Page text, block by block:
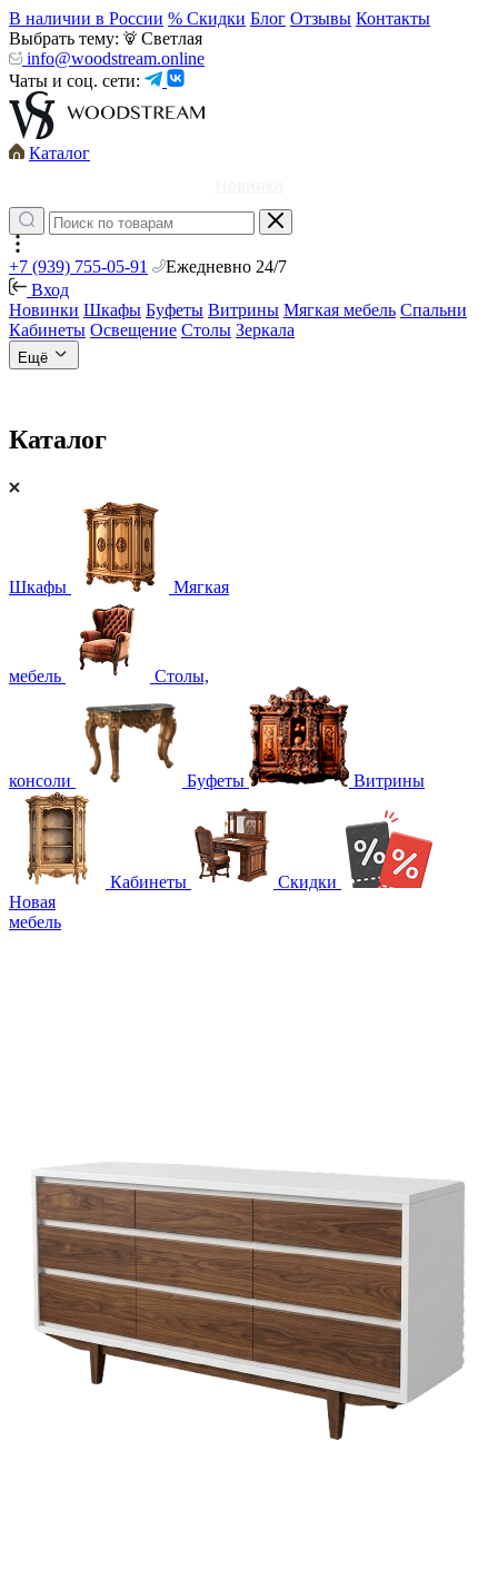
В наличии в России % Скидки Блог Отзывы Контакты
Выбрать тему:
Светлая
info@woodstream.online
Чаты и соц. сети:
Каталог
+7 (939) 755-05-91
Ежедневно 24/7
Вход
Новинки Шкафы Буфеты Витрины Мягкая мебель Спальни
Кабинеты Освещение Столы Зеркала
Ещё
Каталог
Шкафы Мягкая
мебель Столы,
консоли Буфеты Витрины
Кабинеты
Скидки
Новая
мебель